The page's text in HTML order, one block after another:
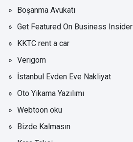
Boşanma Avukatı
Get Featured On Business Insider
KKTC rent a car
Verigom
İstanbul Evden Eve Nakliyat
Oto Yıkama Yazılımı
Webtoon oku
Bizde Kalmasın